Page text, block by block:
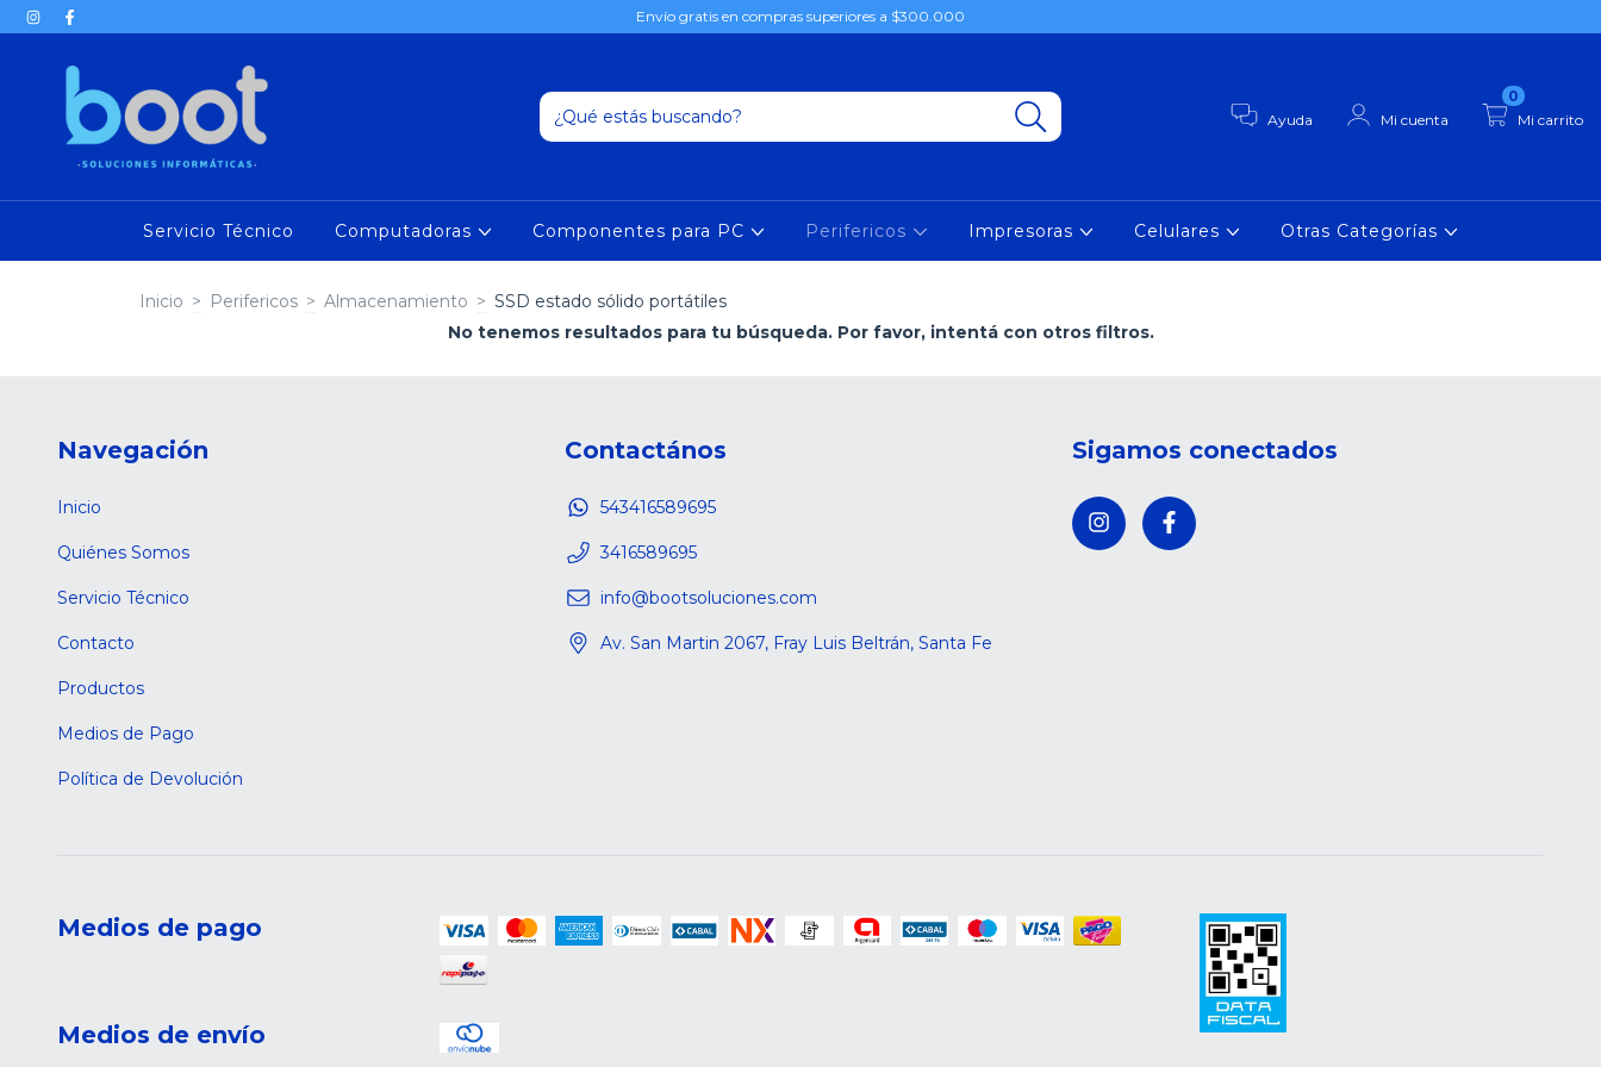
Envío gratis en compras superiores a $300.000
Ayuda Mi cuenta Mi carrito
0
Servicio Técnico Computadoras Componentes para PC Perifericos Impresoras Celulares Otras Categorías
Inicio > Perifericos > Almacenamiento > SSD estado sólido portátiles
No tenemos resultados para tu búsqueda. Por favor, intentá con otros filtros.
Navegación
Inicio
Quiénes Somos
Servicio Técnico
Contacto
Productos
Medios de Pago
Política de Devolución
Contactános
543416589695
3416589695
info@bootsoluciones.com
Av. San Martin 2067, Fray Luis Beltrán, Santa Fe
Sigamos conectados
Medios de pago
Medios de envío